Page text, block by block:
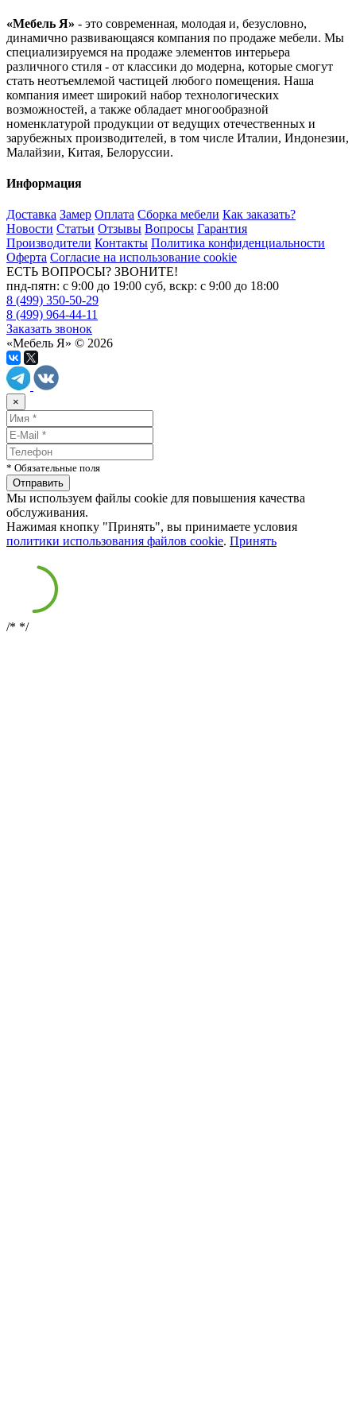
«Мебель Я» - это современная, молодая и, безусловно,
динамично развивающаяся компания по продаже мебели. Мы
специализируемся на продаже элементов интерьера
различного стиля - от классики до модерна, которые смогут
стать неотъемлемой частицей любого помещения. Наша
компания имеет широкий набор технологических
возможностей, а также обладает многообразной
номенклатурой продукции от ведущих отечественных и
зарубежных производителей, в том числе Италии, Индонезии,
Малайзии, Китая, Белоруссии.
Информация
Доставка Замер Оплата Сборка мебели Как заказать?
Новости Статьи Отзывы Вопросы Гарантия
Производители Контакты Политика конфиденциальности
Оферта Согласие на использование cookie
ЕСТЬ ВОПРОСЫ? ЗВОНИТЕ!
пнд-пятн: с 9:00 до 19:00 суб, вскр: с 9:00 до 18:00
8 (499) 350-50-29
8 (499) 964-44-11
Заказать звонок
«Мебель Я» © 2026
×
* Обязательные поля
Мы используем файлы cookie для повышения качества
обслуживания.
Нажимая кнопку "Принять", вы принимаете условия
политики использования файлов cookie. Принять
/* */